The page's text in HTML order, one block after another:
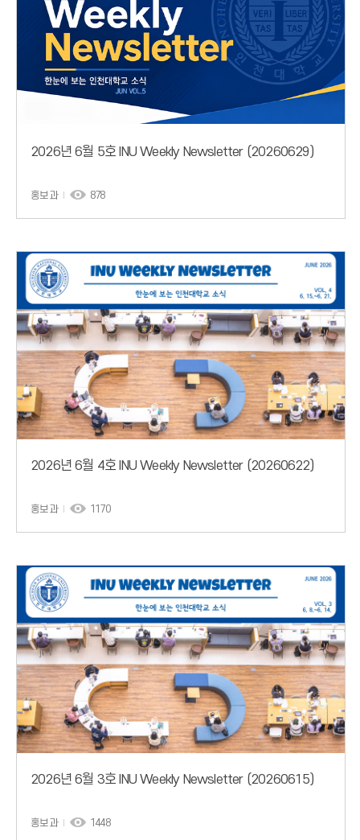
2026년 6월 5호 INU Weekly Newsletter (20260629)
홍보과 878
2026년 6월 4호 INU Weekly Newsletter (20260622)
홍보과 1170
2026년 6월 3호 INU Weekly Newsletter (20260615)
홍보과 1448